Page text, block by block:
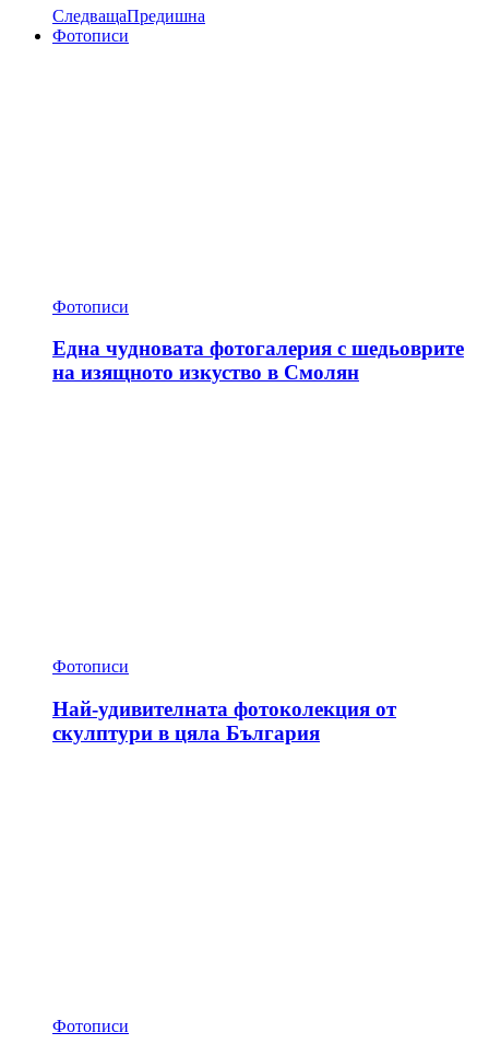
СледващаПредишна
Фотописи
Фотописи
Една чудновата фотогалерия с шедьоврите
на изящното изкуство в Смолян
Фотописи
Най-удивителната фотоколекция от
скулптури в цяла България
Фотописи